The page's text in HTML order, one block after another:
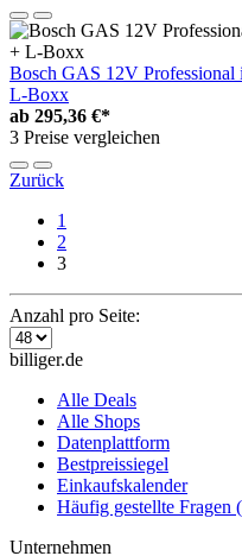
Bosch GAS 12V
L-Boxx
ab 295,36 €*
3 Preise vergleichen
Zurück
1
2
3
Anzahl pro Seite:
billiger.de
Alle Deals
Alle Shops
Datenplattform
Bestpreissiegel
Einkaufskalender
Häufig gestellte Fragen
Unternehmen